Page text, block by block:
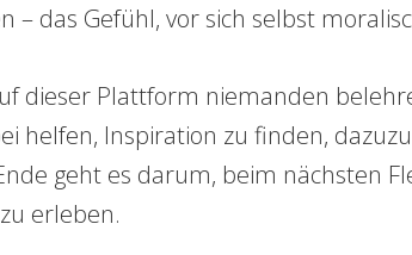
– das Gefühl, vor sich selbst
dieser Plattform niemanden
helfen, Inspiration zu finden,
geht es darum, beim nächsten
erleben.